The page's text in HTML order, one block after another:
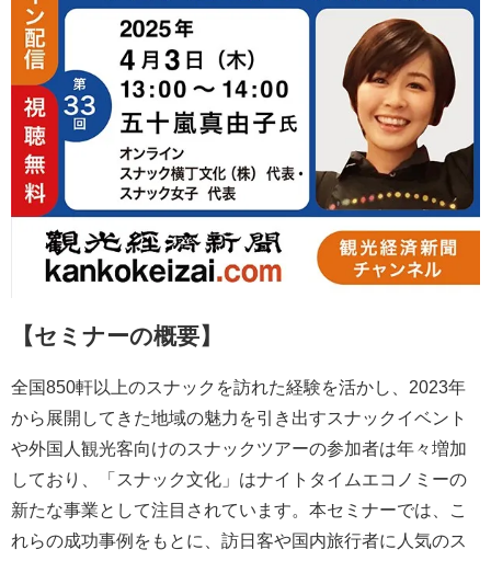
【セミナーの概要】
全国850軒以上のスナックを訪れた経験を活かし、2023年
から展開してきた地域の魅力を引き出すスナックイベント
や外国人観光客向けのスナックツアーの参加者は年々増加
しており、「スナック文化」はナイトタイムエコノミーの
新たな事業として注目されています。本セミナーでは、こ
れらの成功事例をもとに、訪日客や国内旅行者に人気のス